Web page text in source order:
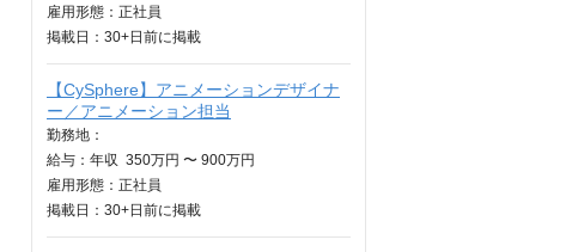
雇用形態：正社員
掲載日： 30+日 前に掲載
【CySphere】アニメーションデザイナ
ー／アニメーション担当
勤務地：
給与： 年収 350万円 〜 900万円
雇用形態：正社員
掲載日： 30+日 前に掲載